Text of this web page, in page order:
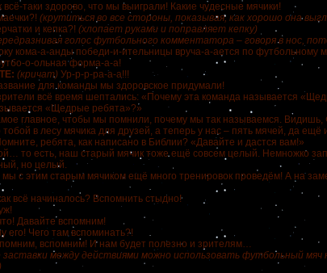
всё-таки здорово, что мы выиграли! Какие чудесные мячики!
(крутиться во все стороны, показывая, как хорошо она
и кепка?! (хлопает руками и поправляет кепку)
голос футбольного комментатора – говоря в нос,
кома-а-анды победи-и-ительницы вруча-а-ается по футбольному
о-ольная форма-а-а!
(кричат) Ур-р-р-ра-а-а!!!
для команды мы здоровское придумали!
всё время шептались: «Почему эта команда называется
«Щедрые ребята»?»
главное, чтобы мы помнили, почему мы так называемся. Видишь,
тобой в лесу мячика для друзей, а теперь у нас – пять мячей, да ещё
ребята, как написано в Библии? «Давайте и дастся вам!»
то есть, наш старый мячик тоже ещё совсем целый. Немножко
но целый.
с этим старым мячиком ещё много тренировок проведём! А на
всё начиналось? Вспомнить стыдно!
Давайте вспомним!
его! Чего там вспоминать?!
вспомним! И нам будет полезно и зрителям…
заставки между действиями можно использовать футбольный